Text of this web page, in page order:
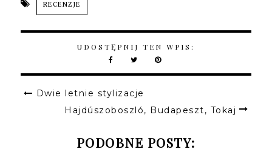
RECENZJE
UDOSTĘPNIJ TEN WPIS:
Dwie letnie stylizacje
Hajdúszoboszló, Budapeszt, Tokaj
PODOBNE POSTY: